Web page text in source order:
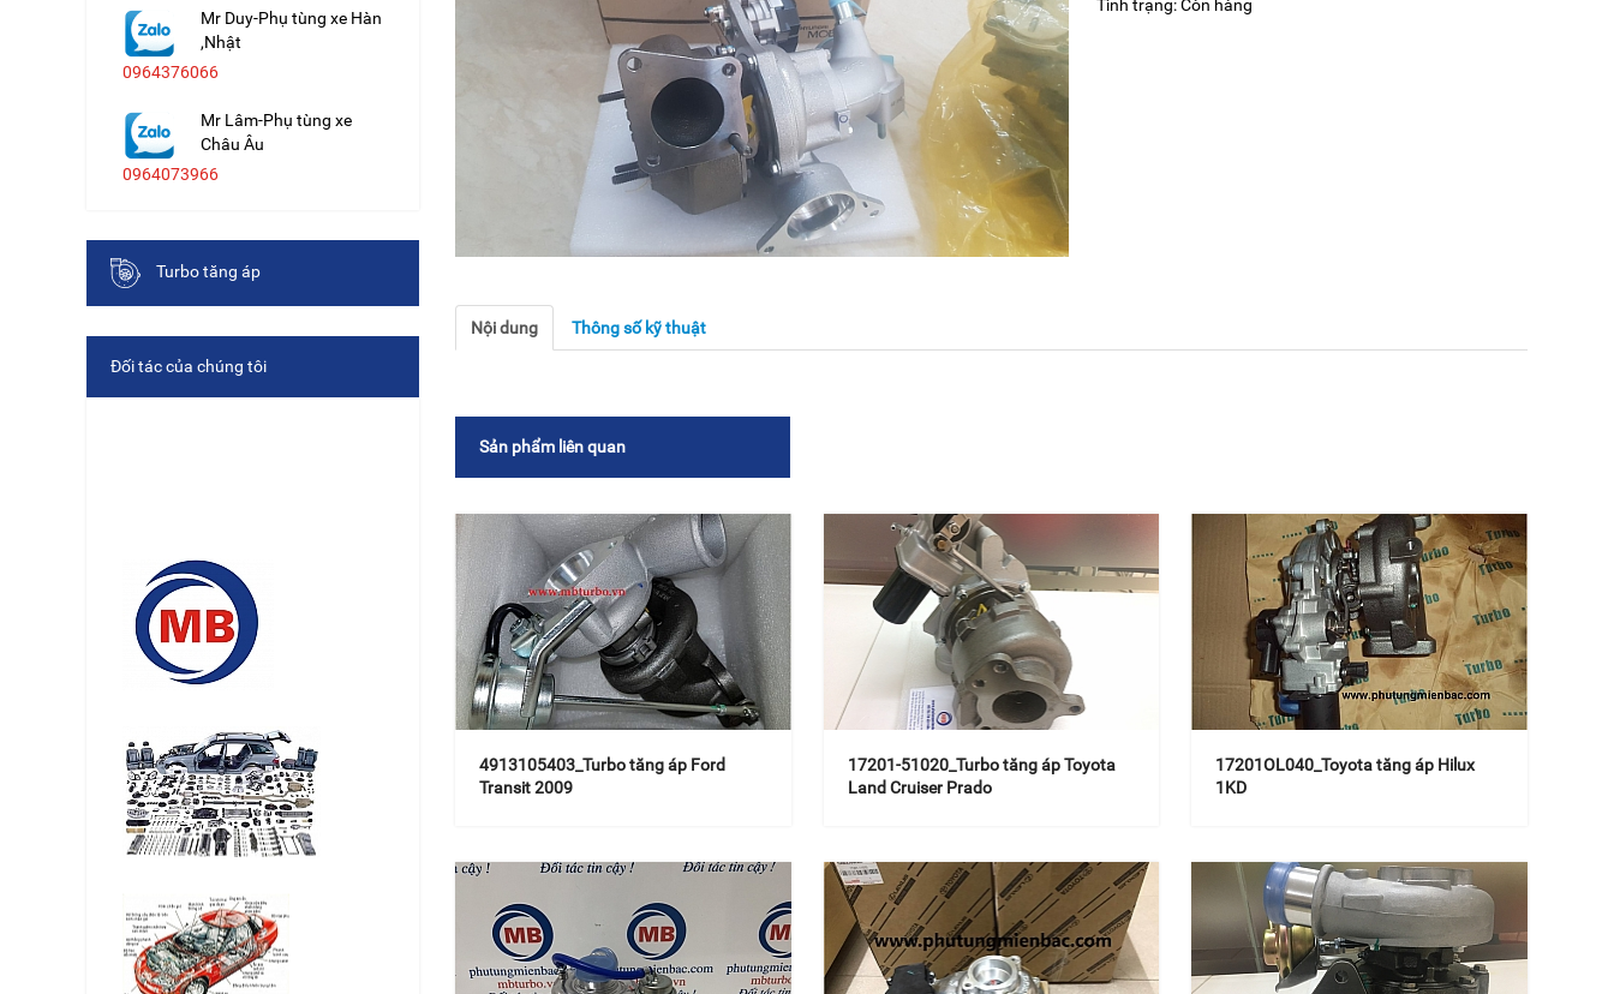
Tình trạng: Còn hàng
Nội dung Thông số kỹ thuật
Sản phẩm liên quan
4913105403_Turbo tăng áp Ford
Transit 2009
17201-51020_Turbo tăng áp Toyota
Land Cruiser Prado
17201OL040_Toyota tăng áp Hilux
1KD
Mr Duy-Phụ tùng xe Hàn
,Nhật
0964376066
Mr Lâm-Phụ tùng xe
Châu Âu
0964073966
Turbo tăng áp
Đối tác của chúng tôi